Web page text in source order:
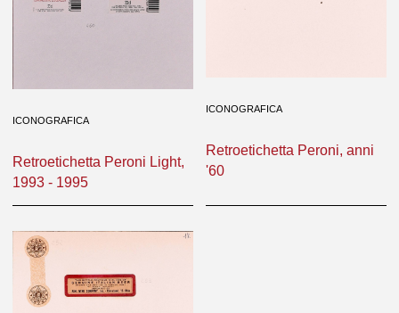
ICONOGRAFICA
Retroetichetta Peroni Light,
1993 - 1995
ICONOGRAFICA
Retroetichetta Peroni, anni
'60